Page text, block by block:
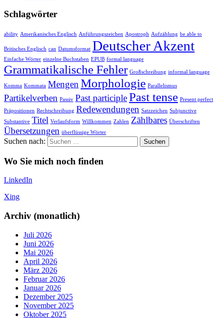
Schlagwörter
ability Amerikanisches Englisch Anführungszeichen Apostroph Aufzählung be able to
Britisches Englisch can Datumsformat Deutscher Akzent
Einfache Wörter einzelne Buchstaben EPUB formal language
Grammatikalische Fehler Großschreibung informal language
Komma Kommata Mengen Morphologie Parallelismus
Partikelverben Passiv Past participlePast tense Present perfect
Präpositionen Rechtschreibung Redewendungen Satzzeichen Subjunctive
Substantive Titel Verlaufsform Willkommen Zahlen Zählbares Überschriften
Übersetzungen überflüssige Wörter
Suchen nach:
Wo Sie mich noch finden
LinkedIn
Xing
Archiv (monatlich)
Juli 2026
Juni 2026
Mai 2026
April 2026
März 2026
Februar 2026
Januar 2026
Dezember 2025
November 2025
Oktober 2025